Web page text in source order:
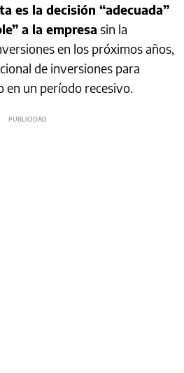
es la decisión “adecuada”
a la empresa sin la
en los próximos años,
de inversiones para
en un período recesivo.